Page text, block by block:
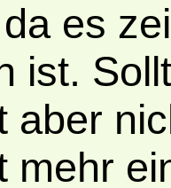
es
ist.
aber
mehr